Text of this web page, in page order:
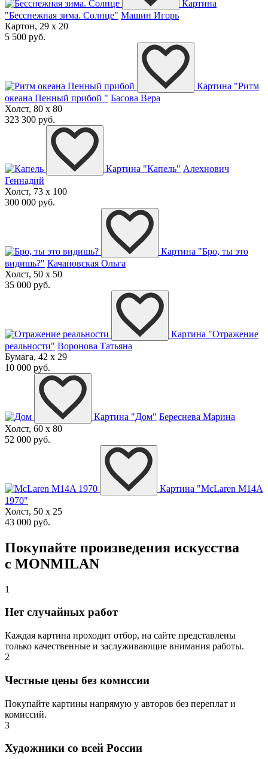
Картина
"Бесснежная зима. Солнце" Машин Игорь
Картон, 29 x 20
5 500 руб.
Картина "Ритм
океана Пенный прибой " Басова Вера
Холст, 80 x 80
323 300 руб.
Картина "Капель" Алехнович
Геннадий
Холст, 73 x 100
300 000 руб.
Картина "Бро, ты это
видишь?" Качановская Ольга
Холст, 50 x 50
35 000 руб.
Картина "Отражение
реальности" Воронова Татьяна
Бумага, 42 x 29
10 000 руб.
Картина "Дом" Береснева Марина
Холст, 60 x 80
52 000 руб.
Картина "McLaren M14A
1970"
Холст, 50 x 25
43 000 руб.
Покупайте произведения искусства
с MONMILAN
1
Нет случайных работ
Каждая картина проходит отбор, на сайте представлены
только качественные и заслуживающие внимания работы.
2
Честные цены без комиссии
Покупайте картины напрямую у авторов без переплат и
комиссий.
3
Художники со всей России